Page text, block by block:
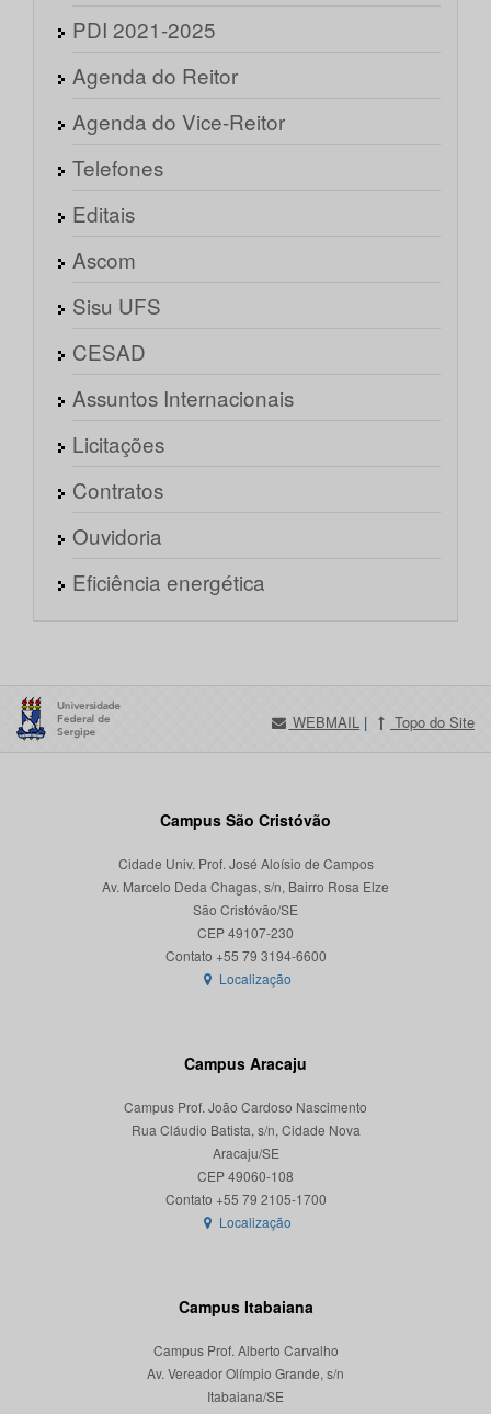
PDI 2021-2025
Agenda do Reitor
Agenda do Vice-Reitor
Telefones
Editais
Ascom
Sisu UFS
CESAD
Assuntos Internacionais
Licitações
Contratos
Ouvidoria
Eficiência energética
WEBMAIL | Topo do Site
Campus São Cristóvão
Cidade Univ. Prof. José Aloísio de Campos
Av. Marcelo Deda Chagas, s/n, Bairro Rosa Elze
São Cristóvão/SE
CEP 49107-230
Localização
Campus Aracaju
Campus Prof. João Cardoso Nascimento
Rua Cláudio Batista, s/n, Cidade Nova
Aracaju/SE
CEP 49060-108
Localização
Campus Itabaiana
Campus Prof. Alberto Carvalho
Av. Vereador Olímpio Grande, s/n
Itabaiana/SE